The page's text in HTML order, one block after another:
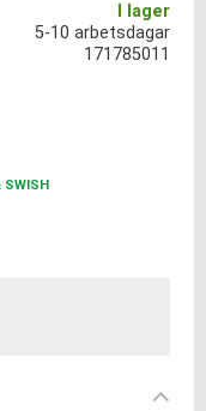
I lager
171785011
5-10 arbetsdagar
SWISH